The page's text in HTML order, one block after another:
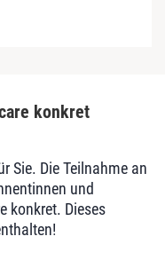
konkret
Sie. Die Teilnahme an
und
konkret. Dieses